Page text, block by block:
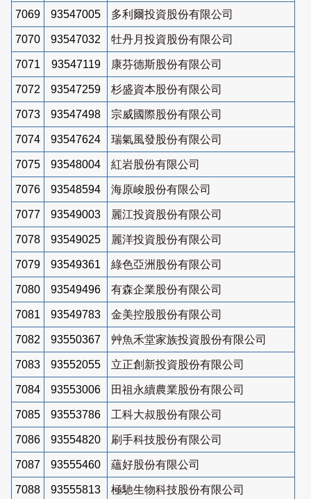
7069 93547005 多利爾投資股份有限公司
7070 93547032 牡丹月投資股份有限公司
7071 93547119 康芬德斯股份有限公司
7072 93547259 杉盛資本股份有限公司
7073 93547498 宗威國際股份有限公司
7074 93547624 瑞氣風發股份有限公司
7075 93548004 紅岩股份有限公司
7076 93548594 海原峻股份有限公司
7077 93549003 麗江投資股份有限公司
7078 93549025 麗洋投資股份有限公司
7079 93549361 綠色亞洲股份有限公司
7080 93549496 有森企業股份有限公司
7081 93549783 金美控股股份有限公司
7082 93550367 艸魚禾堂家族投資股份有限公司
7083 93552055 立正創新投資股份有限公司
7084 93553006 田祖永續農業股份有限公司
7085 93553786 工科大叔股份有限公司
7086 93554820 刷手科技股份有限公司
7087 93555460 蘊好股份有限公司
7088 93555813 極馳生物科技股份有限公司